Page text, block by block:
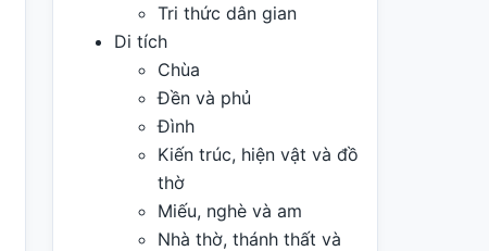
Tri thức dân gian
Di tích
Chùa
Đền và phủ
Đình
Kiến trúc, hiện vật và đồ
thờ
Miếu, nghè và am
Nhà thờ, thánh thất và